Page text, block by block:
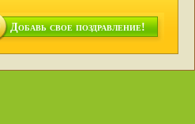
Добавь свое поздравление!